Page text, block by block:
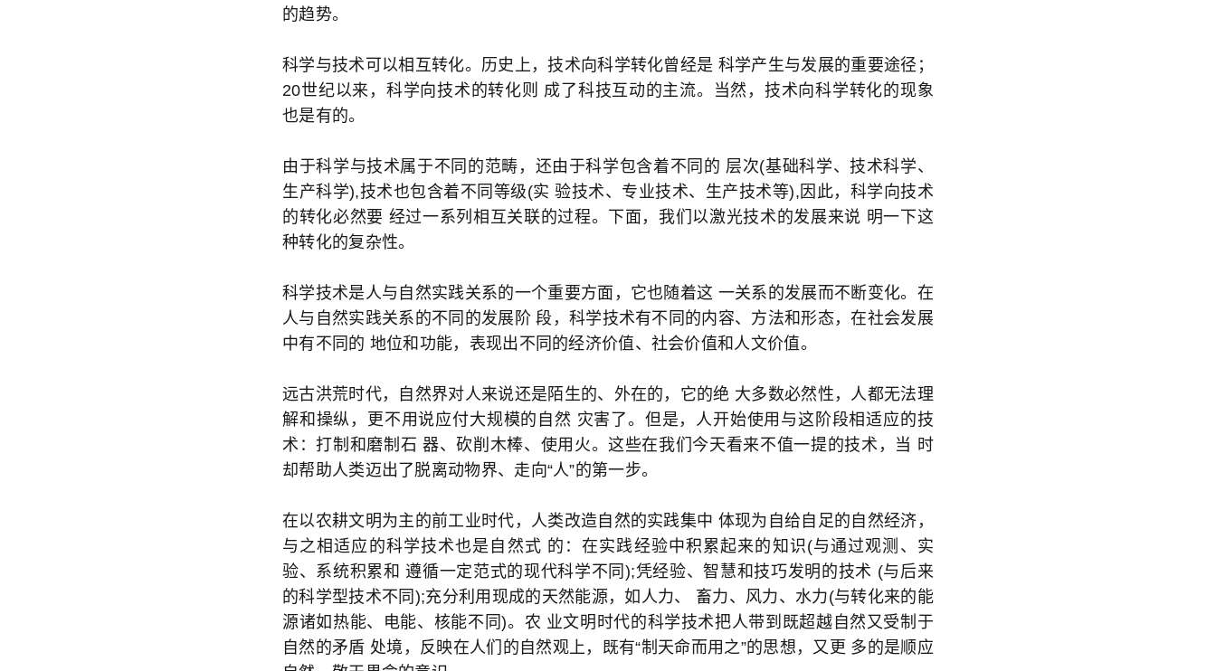
的趋势。
科学与技术可以相互转化。历史上，技术向科学转化曾经是 科学产生与发展的重要途径；
20世纪以来，科学向技术的转化则 成了科技互动的主流。当然，技术向科学转化的现象
也是有的。
由于科学与技术属于不同的范畴，还由于科学包含着不同的 层次(基础科学、技术科学、
生产科学),技术也包含着不同等级(实 验技术、专业技术、生产技术等),因此，科学向技术
的转化必然要 经过一系列相互关联的过程。下面，我们以激光技术的发展来说 明一下这
种转化的复杂性。
科学技术是人与自然实践关系的一个重要方面，它也随着这 一关系的发展而不断变化。在
人与自然实践关系的不同的发展阶 段，科学技术有不同的内容、方法和形态，在社会发展
中有不同的 地位和功能，表现出不同的经济价值、社会价值和人文价值。
远古洪荒时代，自然界对人来说还是陌生的、外在的，它的绝 大多数必然性，人都无法理
解和操纵，更不用说应付大规模的自然 灾害了。但是，人开始使用与这阶段相适应的技
术：打制和磨制石 器、砍削木棒、使用火。这些在我们今天看来不值一提的技术，当 时
却帮助人类迈出了脱离动物界、走向“人”的第一步。
在以农耕文明为主的前工业时代，人类改造自然的实践集中 体现为自给自足的自然经济，
与之相适应的科学技术也是自然式 的：在实践经验中积累起来的知识(与通过观测、实
验、系统积累和 遵循一定范式的现代科学不同);凭经验、智慧和技巧发明的技术 (与后来
的科学型技术不同);充分利用现成的天然能源，如人力、 畜力、风力、水力(与转化来的能
源诸如热能、电能、核能不同)。农 业文明时代的科学技术把人带到既超越自然又受制于
自然的矛盾 处境，反映在人们的自然观上，既有“制天命而用之”的思想，又更 多的是顺应